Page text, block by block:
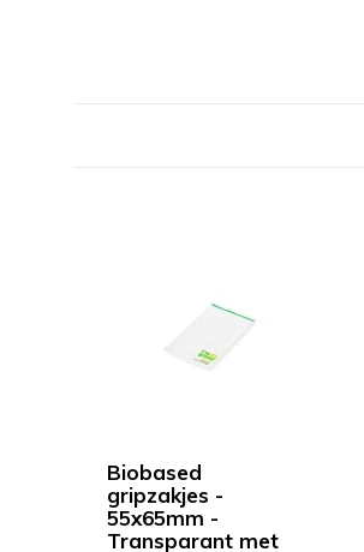
Biobased
gripzakjes -
55x65mm -
Transparant met